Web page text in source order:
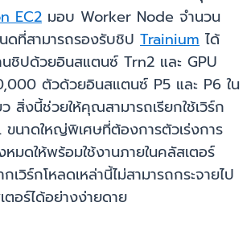
EC2 มอบ Worker Node จำนวน
ดที่สามารถรองรับชิป Trainium ได้
ชิปด้วยอินสแตนซ์ Trn2 และ GPU
ตัวด้วยอินสแตนซ์ P5 และ P6 ใน
สิ่งนี้ช่วยให้คุณสามารถเรียกใช้เวิร์ก
นาดใหญ่พิเศษที่ต้องการตัวเร่งการ
มดให้พร้อมใช้งานภายในคลัสเตอร์
เวิร์กโหลดเหล่านี้ไม่สามารถกระจายไป
อร์ได้อย่างง่ายดาย